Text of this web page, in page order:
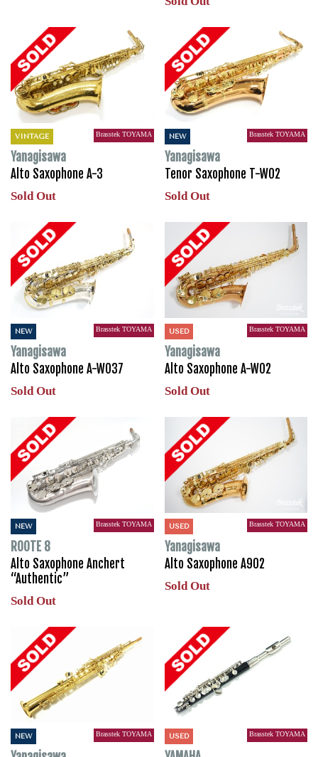
VINTAGE Brasstek TOYAMA
Yanagisawa
Alto Saxophone A-3
Sold Out
NEW Brasstek TOYAMA
Yanagisawa
Tenor Saxophone T-WO2
Sold Out
NEW Brasstek TOYAMA
Yanagisawa
Alto Saxophone A-WO37
Sold Out
USED Brasstek TOYAMA
Yanagisawa
Alto Saxophone A-WO2
Sold Out
NEW Brasstek TOYAMA
ROOTE 8
Alto Saxophone Anchert
“Authentic”
Sold Out
USED Brasstek TOYAMA
Yanagisawa
Alto Saxophone A902
Sold Out
NEW Brasstek TOYAMA USED Brasstek TOYAMA